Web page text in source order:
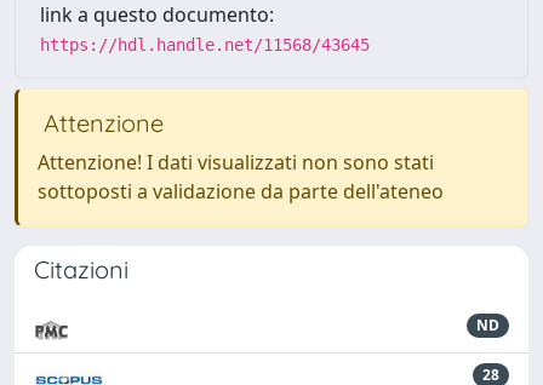
link a questo documento:
https://hdl.handle.net/11568/43645
Attenzione
Attenzione! I dati visualizzati non sono stati
sottoposti a validazione da parte dell'ateneo
Citazioni
ND
28